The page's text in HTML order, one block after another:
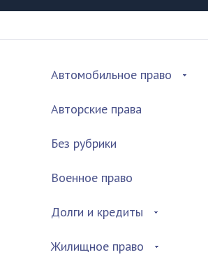
Автомобильное право
Авторские права
Без рубрики
Военное право
Долги и кредиты
Жилищное право